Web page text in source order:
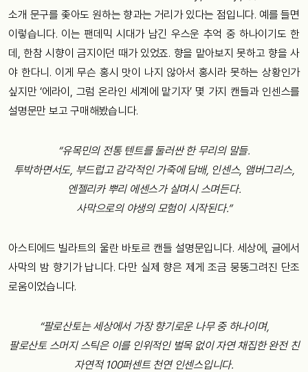
소개 문구를 좇아도 원하는 향과는 거리가 있다는 점입니다. 예를 들면
이렇습니다. 이는 팬데믹 시대가 남긴 우스운 추억 중 하나이기도 한
데, 한참 시향이 금지이던 때가 있었죠. 향을 맡아보지 못하고 향을 사
야 한다니. 이게 무슨 홍시 맛이 나지 않아서 홍시라 못하는 상황인가
싶지만 ‘에라이, 그럼 온라인 세계에 맡기자’ 몇 가지 캔들과 인센스를
설명문만 보고 구매해봤습니다.
“유목민의 전통 텐트를 둘러싼 한 무리의 말들.
투박하면서도, 부드럽고 감각적인 가죽에 담배, 인센스, 앰버그리스,
엔젤리카 뿌리 에센스가 살며시 스며든다.
사막으로의 야생의 모험이 시작된다.”
아스티에드 빌라트의 울란 바토르 캔들 설명문입니다. 세상에, 글에서
사막의 밤 향기가 납니다. 다만 실제 향은 제게 조금 뭉뚱그려진 단조
로움이었습니다.
“팔로산토는 세상에서 가장 향기로운 나무 중 하나이며,
팔로산토 스머지 스틱은 이를 인위적인 벌목 없이 자연 채집한 완전 친
자연적 100퍼센트 천연 인센스입니다.